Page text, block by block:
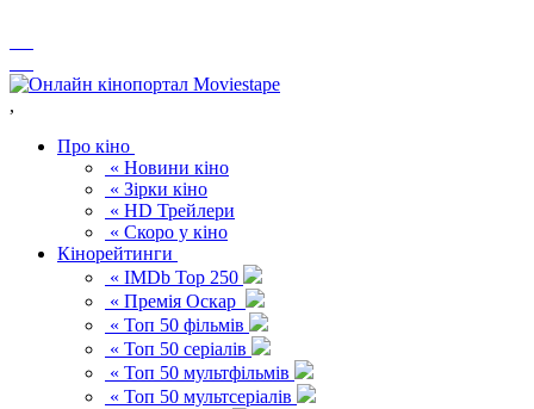
,
Про кіно
« Новини кіно
« Зірки кіно
« HD Трейлери
« Скоро у кіно
Кінорейтинги
« IMDb Top 250
« Премія Оскар
« Топ 50 фільмів
« Топ 50 серіалів
« Топ 50 мультфільмів
« Топ 50 мультсеріалів